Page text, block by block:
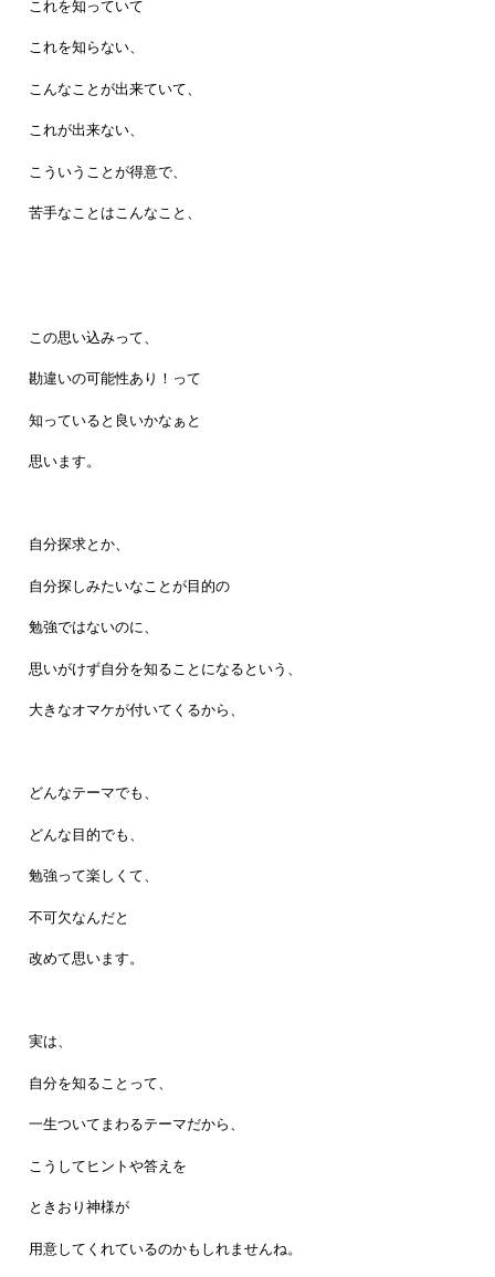
これを知っていて
これを知らない、
こんなことが出来ていて、
これが出来ない、
こういうことが得意で、
苦手なことはこんなこと、
この思い込みって、
勘違いの可能性あり！って
知っていると良いかなぁと
思います。
自分探求とか、
自分探しみたいなことが目的の
勉強ではないのに、
思いがけず自分を知ることになるという、
大きなオマケが付いてくるから、
どんなテーマでも、
どんな目的でも、
勉強って楽しくて、
不可欠なんだと
改めて思います。
実は、
自分を知ることって、
一生ついてまわるテーマだから、
こうしてヒントや答えを
ときおり神様が
用意してくれているのかもしれませんね。